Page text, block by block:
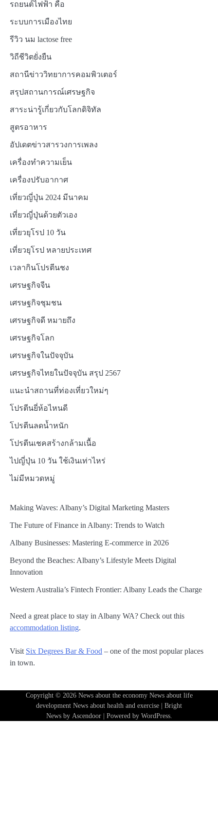
รถยนต์ไฟฟ้า คือ
ระบบการเมืองไทย
รีวิว นม lactose free
วิถีชีวิตยั่งยืน
สถานีข่าววิทยาการคอมพิวเตอร์
สรุปสถานการณ์เศรษฐกิจ
สาระน่ารู้เกี่ยวกับโลกดิจิทัล
สูตรอาหาร
อัปเดตข่าวสารวงการเพลง
เครื่องทำความเย็น
เครื่องปรับอากาศ
เที่ยวญี่ปุ่น 2024 มีนาคม
เที่ยวญี่ปุ่นด้วยตัวเอง
เที่ยวยุโรป 10 วัน
เที่ยวยุโรป หลายประเทศ
เวลากินโปรตีนชง
เศรษฐกิจจีน
เศรษฐกิจชุมชน
เศรษฐกิจดี หมายถึง
เศรษฐกิจโลก
เศรษฐกิจในปัจจุบัน
เศรษฐกิจไทยในปัจจุบัน สรุป 2567
แนะนำสถานที่ท่องเที่ยวใหม่ๆ
โปรตีนยี่ห้อไหนดี
โปรตีนลดน้ำหนัก
โปรตีนเชคสร้างกล้ามเนื้อ
ไปญี่ปุ่น 10 วัน ใช้เงินเท่าไหร่
ไม่มีหมวดหมู่
Making Waves: Albany’s Digital Marketing Masters
The Future of Finance in Albany: Trends to Watch
Albany Businesses: Mastering E-commerce in 2026
Beyond the Beaches: Albany’s Lifestyle Meets Digital
Innovation
Western Australia’s Fintech Frontier: Albany Leads the Charge
Need a great place to stay in Albany WA? Check out this
accommodation listing.
Visit Six Degrees Bar & Food – one of the most popular places
in town.
Copyright © 2026 News about the economy News about life
development News about health and exercise | Bright
News by Ascendoor| Powered by WordPress.